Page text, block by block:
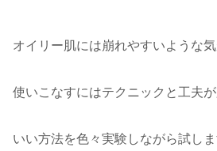
オイリー肌には崩れやすいような
使いこなすにはテクニックと工夫が
いい方法を色々実験しながら試しま